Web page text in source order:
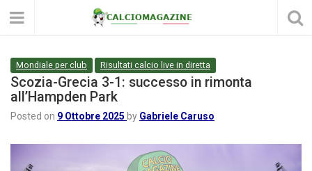
Mondiale per club Risultati calcio live in diretta
Scozia-Grecia 3-1: successo in rimonta
all’Hampden Park
Posted on 9 Ottobre 2025 by Gabriele Caruso